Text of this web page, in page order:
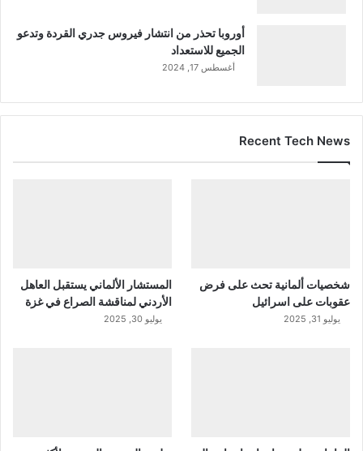
أوروبا تحذر من انتشار فيروس جدري القردة وتدعو
الجميع للاستعداد
أغسطس 17, 2024
Recent Tech News
شخصيات ألمانية تحث على فرض
عقوبات على اسرائيل
يوليو 31, 2025
المستشار الألماني يستقبل العاهل
الأردني لمناقشة الصراع في غزة
يوليو 30, 2025